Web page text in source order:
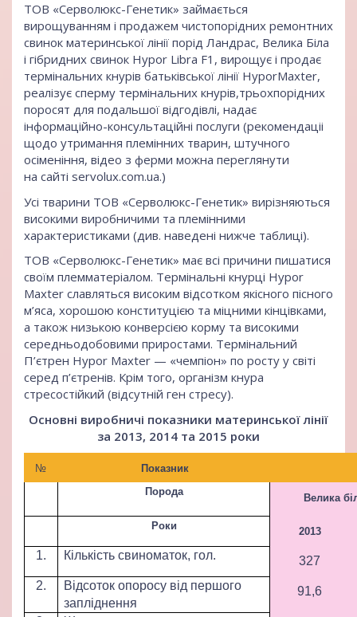
ТОВ «Серволюкс-Генетик» займається
вирощуванням і продажем чистопорідних ремонтних
свинок материнської лінії порід Ландрас, Велика Біла
і гібридних свинок Hypor Libra F1, вирощує і продає
термінальних кнурів батьківської лінії HyporMaxter,
реалізує сперму термінальних кнурів,трьохпорідних
поросят для подальшої відгодівлі, надає
інформаційно-консультаційні послуги (рекомендаціі
щодо утримання племінних тварин, штучного
осіменіння, відео з ферми можна переглянути
на сайті servolux.com.ua.)
Усі тварини ТОВ «Серволюкс-Генетик» вирізняються
високими виробничими та племінними
характеристиками (див. наведені нижче таблиці).
ТОВ «Серволюкс-Генетик» має всі причини пишатися
своїм племматеріалом. Термінальні кнурці Hypor
Maxter славляться високим відсотком якісного пісного
м’яса, хорошою конституцією та міцними кінцівками,
а також низькою конверсією корму та високими
середньодобовими приростами. Термінальний
П’єтрен Hypor Maxter — «чемпіон» по росту у світі
серед п’єтренів. Крім того, організм кнура
стресостійкий (відсутній ген стресу).
Основні виробничі показники материнської лінії
за 2013, 2014 та 2015 роки
№
Показник
Порода
Велика
Роки 2013
1. Кількість свиноматок, гол.
327
2.
Відсоток опоросу від першого
запліднення
91,6